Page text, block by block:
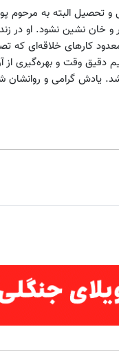
و تحصیل البته به مرحوم
و خان نشین نشود. او
کارهای خلاقه‌ای که
دقیق وقت و بهره‌گیری
شد. یادش گرامی و روانشان